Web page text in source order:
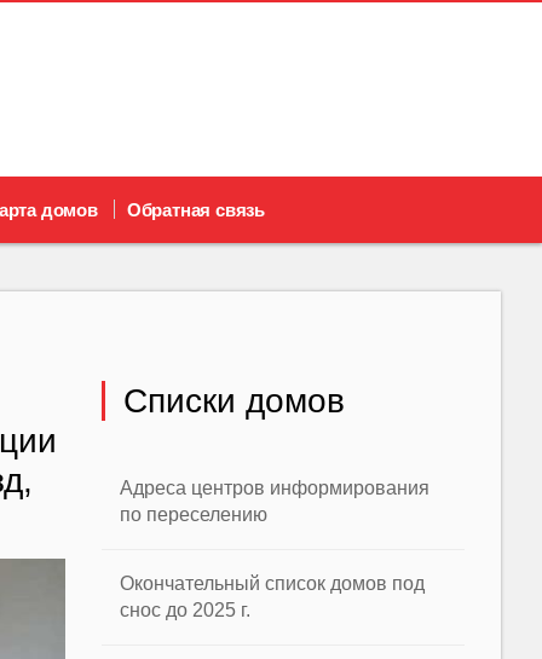
домов Обратная связь
Списки домов
Адреса центров информирования
по переселению
Окончательный список домов под
снос до 2025 г.